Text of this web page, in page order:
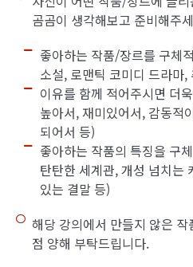
곰곰이 생각해보고 준비해주
좋아하는 작품/장르를 구체
소설, 로맨틱 코미디 드라마
이유를 함께 적어주시면 더
높아서, 재미있어서, 감동적
되어서 등)
좋아하는 작품의 특징을 구
탄탄한 세계관, 개성 넘치는
있는 결말 등)
해당 강의에서 만들지 않은
점 양해 부탁드립니다.